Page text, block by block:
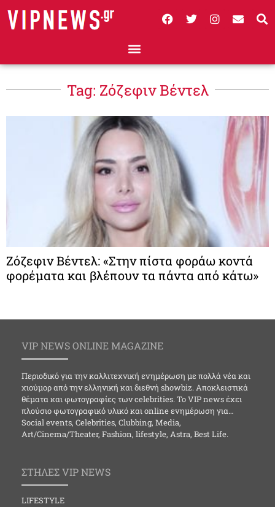
Tag: Ζόζεφιν Βέντελ
Ζόζεφιν Βέντελ: «Στην πίστα φοράω κοντά
φορέματα και βλέπουν τα πάντα από κάτω»
VIP NEWS ONLINE MAGAZINE
Περιοδικό για την καλλιτεχνική ενημέρωση με πολλά νέα και
χιούμορ από την ελληνική και διεθνή showbiz. Αποκλειστικά
θέματα και φωτογραφίες των celebrities. Το VIP news έχει
πλούσιο φωτογραφικό υλικό και online ενημέρωση για…
Social events, Celebrities, Clubbing, Media,
Art/Cinema/Theater, Fashion, lifestyle, Astra, Best Life.
ΣΤΗΛΕΣ VIP NEWS
LIFESTYLE